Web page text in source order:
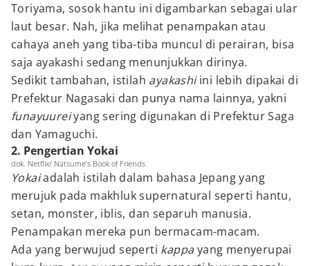
Toriyama, sosok hantu ini digambarkan sebagai ular
laut besar. Nah, jika melihat penampakan atau
cahaya aneh yang tiba-tiba muncul di perairan, bisa
saja ayakashi sedang menunjukkan dirinya.
Sedikit tambahan, istilah ayakashiini lebih dipakai di
Prefektur Nagasaki dan punya nama lainnya, yakni
funayuureiyang sering digunakan di Prefektur Saga
dan Yamaguchi.
2. Pengertian Yokai
dok. Netflix/ Natsume’s Book of Friends
Yokaiadalah istilah dalam bahasa Jepang yang
merujuk pada makhluk supernatural seperti hantu,
setan, monster, iblis, dan separuh manusia.
Penampakan mereka pun bermacam-macam.
Ada yang berwujud seperti kappayang menyerupai